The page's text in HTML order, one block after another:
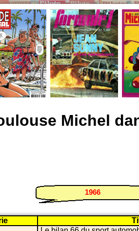
Michel
1966